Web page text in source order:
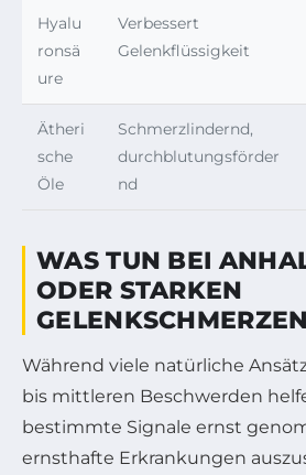
Hyalu
ronsä
ure
Verbessert
Gelenkflüssigkeit
Ätheri
sche
Öle
Schmerzlindernd,
durchblutungsförder
nd
WAS TUN BEI
ODER STARKEN
Während viele natürliche
bis mittleren Beschwerden
bestimmte Signale ernst
ernsthafte Erkrankungen